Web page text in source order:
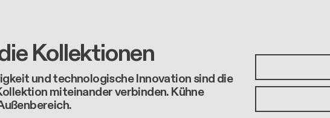
Kollektionen
und technologische Innovation sind die
miteinander verbinden. Kühne